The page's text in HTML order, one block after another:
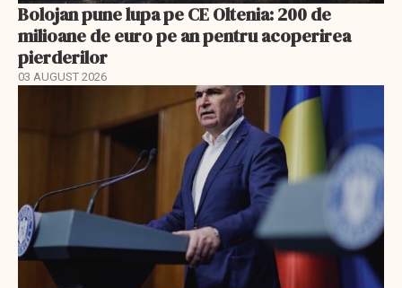
Bolojan pune lupa pe CE Oltenia: 200 de
milioane de euro pe an pentru acoperirea
pierderilor
03 AUGUST 2026